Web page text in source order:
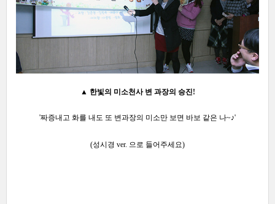
▲ 한빛의 미소천사 변 과장의 승진!
'짜증내고 화를 내도 또 변과장의 미소만 보면 바보 같은 나~♪'
(성시경 ver. 으로 들어주세요)